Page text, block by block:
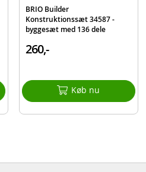
BRIO Builder
Konstruktionssæt 34587 -
byggesæt med 136 dele
260,-
Køb nu